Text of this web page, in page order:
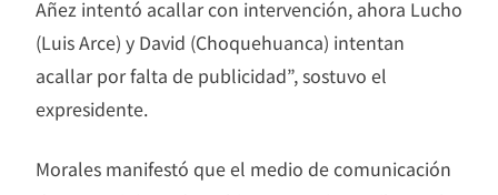
Añez intentó acallar con intervención, ahora Lucho
(Luis Arce) y David (Choquehuanca) intentan
acallar por falta de publicidad”, sostuvo el
expresidente.
Morales manifestó que el medio de comunicación